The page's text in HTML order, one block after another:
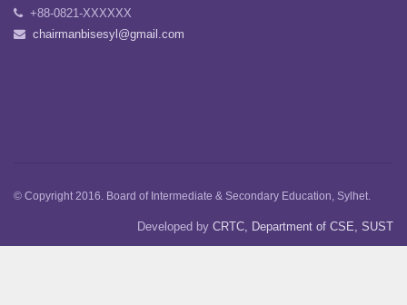
+88-0821-XXXXXX
chairmanbisesyl@gmail.com
© Copyright 2016. Board of Intermediate & Secondary Education, Sylhet.
Developed by CRTC, Department of CSE, SUST